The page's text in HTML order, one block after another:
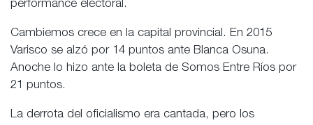
performance electoral.
Cambiemos crece en la capital provincial. En 2015
Varisco se alzó por 14 puntos ante Blanca Osuna.
Anoche lo hizo ante la boleta de Somos Entre Ríos por
21 puntos.
La derrota del oficialismo era cantada, pero los